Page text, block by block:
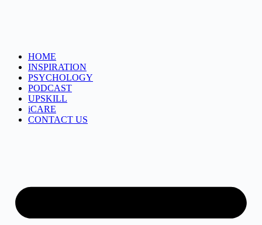
HOME
INSPIRATION
PSYCHOLOGY
PODCAST
UPSKILL
iCARE
CONTACT US